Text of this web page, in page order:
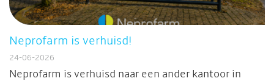
Neprofarm is verhuisd!
24-06-2026
Neprofarm is verhuisd naar een ander kantoor in